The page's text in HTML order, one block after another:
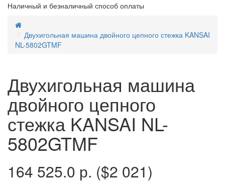
Наличный и безналичный способ оплаты
Двухигольная машина двойного цепного стежка KANSAI
NL-5802GTMF
Двухигольная машина
двойного цепного
стежка KANSAI NL-
5802GTMF
164 525.0 р. ($2 021)